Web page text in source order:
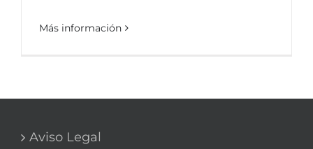
Más información
Aviso Legal